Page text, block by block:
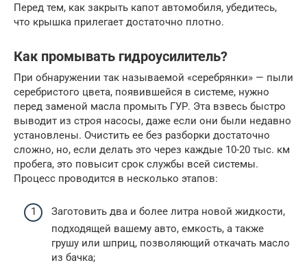
Перед тем, как закрыть капот автомобиля, убедитесь,
что крышка прилегает достаточно плотно.
Как промывать гидроусилитель?
При обнаружении так называемой «серебрянки» — пыли
серебристого цвета, появившейся в системе, нужно
перед заменой масла промыть ГУР. Эта взвесь быстро
выводит из строя насосы, даже если они были недавно
установлены. Очистить ее без разборки достаточно
сложно, но, если делать это через каждые 10-20 тыс. км
пробега, это повысит срок службы всей системы.
Процесс проводится в несколько этапов:
Заготовить два и более литра новой жидкости,
подходящей вашему авто, емкость, а также
грушу или шприц, позволяющий откачать масло
из бачка;